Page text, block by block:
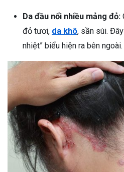
Da đầu nổi nhiều mảng đỏ:
đỏ tươi, da khô, sần sùi.
nhiệt” biểu hiện ra bên ngoài.